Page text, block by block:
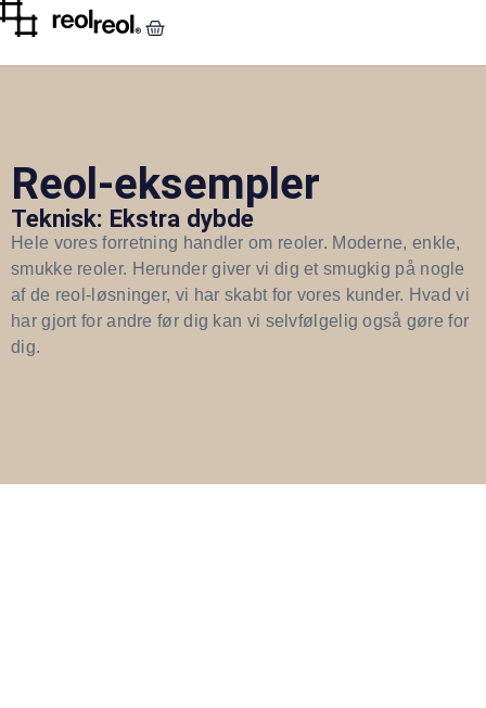
Reol-eksempler
Teknisk: Ekstra dybde
Hele vores forretning handler om reoler. Moderne, enkle,
smukke reoler. Herunder giver vi dig et smugkig på nogle
af de reol-løsninger, vi har skabt for vores kunder. Hvad vi
har gjort for andre før dig kan vi selvfølgelig også gøre for
dig.